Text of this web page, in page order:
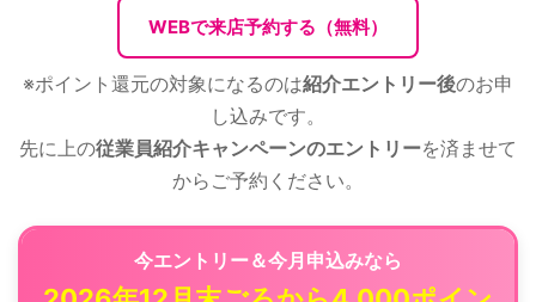
WEBで来店予約する（無料）
※ポイント還元の対象になるのは紹介エントリー後のお申
し込みです。
先に上の従業員紹介キャンペーンのエントリーを済ませて
からご予約ください。
今エントリー＆今月申込みなら